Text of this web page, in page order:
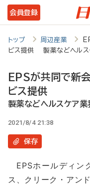
メ
イ
ン
ツ
に
会員登録
トップ 周辺産業
ビス提供 製薬などヘルス
EPSが共同で新
ビス提供
製薬などヘルスケア業
2021/8/4 21:38
保存
EPSホールディン
ス、クリーク・アン